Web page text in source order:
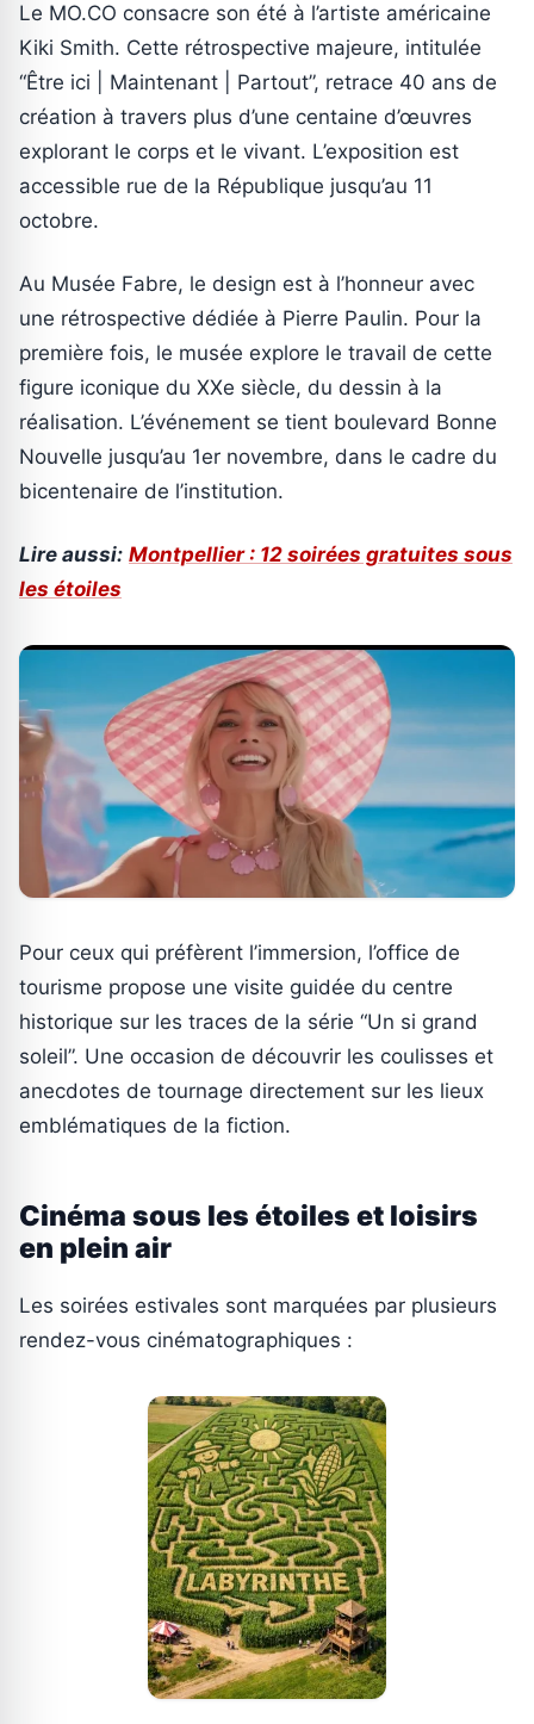
Le MO.CO consacre son été à l’artiste américaine
Kiki Smith. Cette rétrospective majeure, intitulée
“Être ici | Maintenant | Partout”, retrace 40 ans de
création à travers plus d’une centaine d’œuvres
explorant le corps et le vivant. L’exposition est
accessible rue de la République jusqu’au 11
octobre.
Au Musée Fabre, le design est à l’honneur avec
une rétrospective dédiée à Pierre Paulin. Pour la
première fois, le musée explore le travail de cette
figure iconique du XXe siècle, du dessin à la
réalisation. L’événement se tient boulevard Bonne
Nouvelle jusqu’au 1er novembre, dans le cadre du
bicentenaire de l’institution.
Lire aussi: Montpellier : 12 soirées gratuites sous
les étoiles
Pour ceux qui préfèrent l’immersion, l’office de
tourisme propose une visite guidée du centre
historique sur les traces de la série “Un si grand
soleil”. Une occasion de découvrir les coulisses et
anecdotes de tournage directement sur les lieux
emblématiques de la fiction.
Cinéma sous les étoiles et loisirs
en plein air
Les soirées estivales sont marquées par plusieurs
rendez-vous cinématographiques :